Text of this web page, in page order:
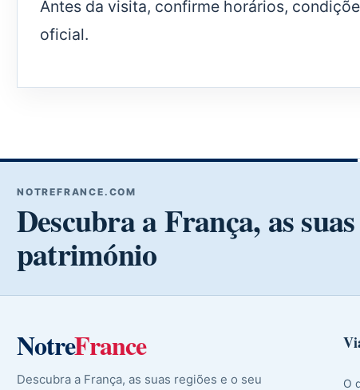
Antes da visita, confirme horários,
oficial.
NOTREFRANCE.COM
Descubra a França, as
património
NotreFrance
Descubra a França, as suas regiões e o seu O